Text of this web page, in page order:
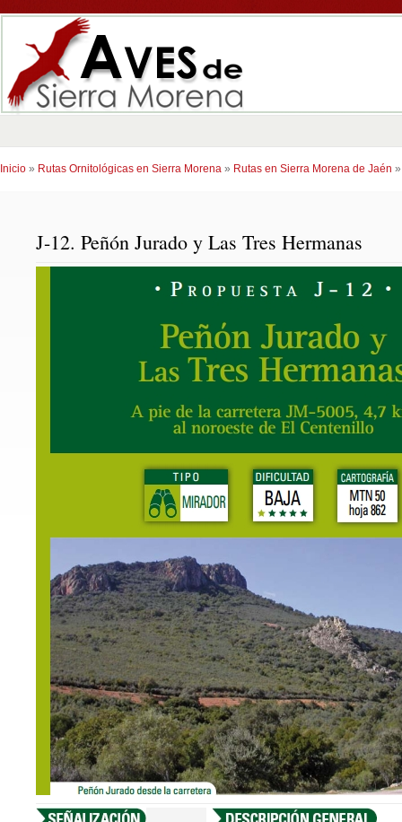
Inicio » Rutas Ornitológicas en Sierra Morena » Rutas en Sierra Morena de Jaén
J-12. Peñón Jurado y Las Tres Hermanas